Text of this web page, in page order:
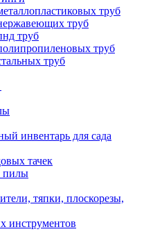
труб
труб
труб
труб
труб
инвентарь для сада
тачек
пилы
тяпки, плоскорезы,
инструментов